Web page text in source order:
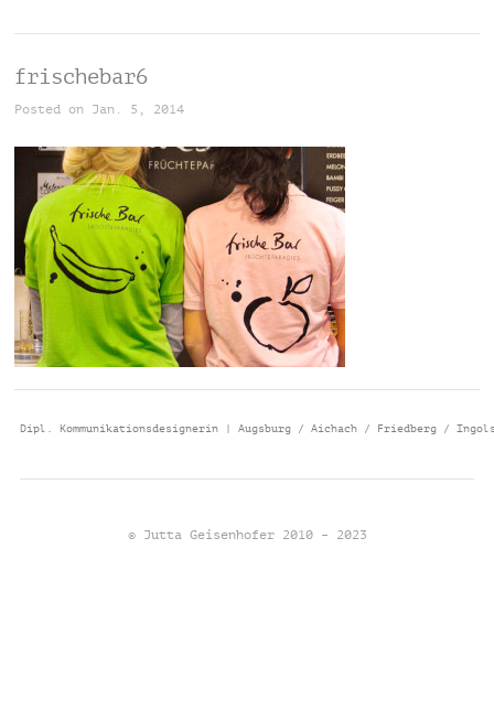
frischebar6
Posted on Jan. 5, 2014
Dipl. Kommunikationsdesignerin | Augsburg / Aichach / Friedberg /
© Jutta Geisenhofer 2010 – 2023